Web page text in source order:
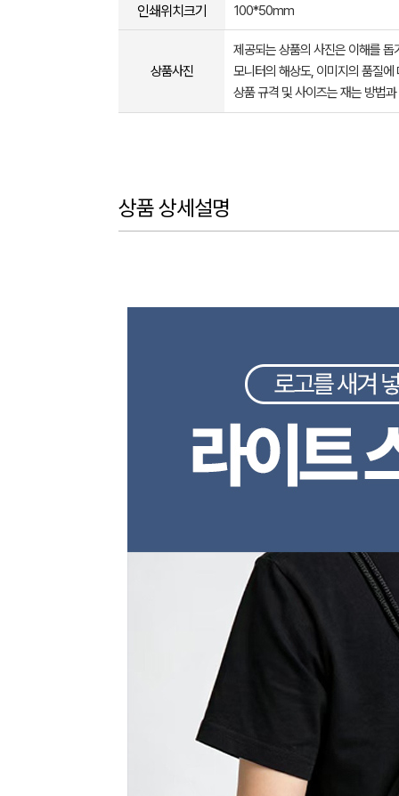
인쇄위치크기 100*50mm
상품사진
제공되는 상품의 사진은 이해를
모니터의 해상도, 이미지의 품질
상품 규격 및 사이즈는 재는 방법
상품 상세설명